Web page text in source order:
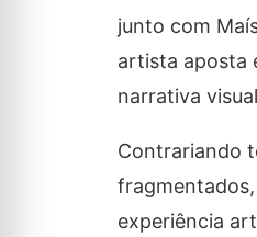
junto com
artista aposta
narrativa
Contrariando
experiência